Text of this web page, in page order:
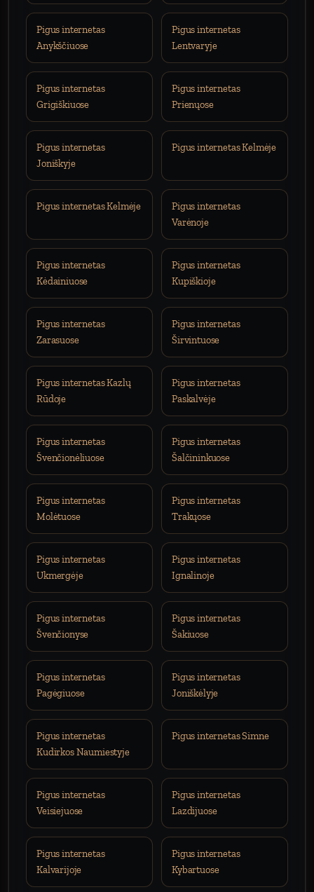
Pigus internetas
Anykščiuose
Pigus internetas
Lentvaryje
Pigus internetas
Grigiškiuose
Pigus internetas
Prienųose
Pigus internetas
Joniškyje
Pigus internetas Kelmėje
Pigus internetas Kelmėje
Pigus internetas
Varėnoje
Pigus internetas
Kėdainiuose
Pigus internetas
Kupiškioje
Pigus internetas
Zarasuose
Pigus internetas
Širvintuose
Pigus internetas Kazlų
Rūdoje
Pigus internetas
Paskalvėje
Pigus internetas
Švenčionėliuose
Pigus internetas
Šalčininkuose
Pigus internetas
Molėtuose
Pigus internetas
Trakųose
Pigus internetas
Ukmergėje
Pigus internetas
Ignalinoje
Pigus internetas
Švenčionyse
Pigus internetas
Šakiuose
Pigus internetas
Pagėgiuose
Pigus internetas
Joniškėlyje
Pigus internetas
Kudirkos Naumiestyje
Pigus internetas Simne
Pigus internetas
Veisiejuose
Pigus internetas
Lazdijuose
Pigus internetas
Kalvarijoje
Pigus internetas
Kybartuose